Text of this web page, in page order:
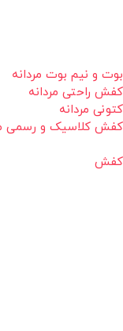
بوت و نیم بوت مردانه
کفش راحتی مردانه
کتونی مردانه
کفش کلاسیک و رسمی
کفش